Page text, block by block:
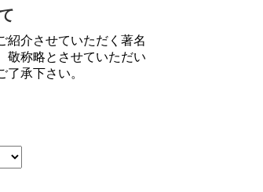
紹介させていただく著名
敬称略とさせていただい
了承下さい。